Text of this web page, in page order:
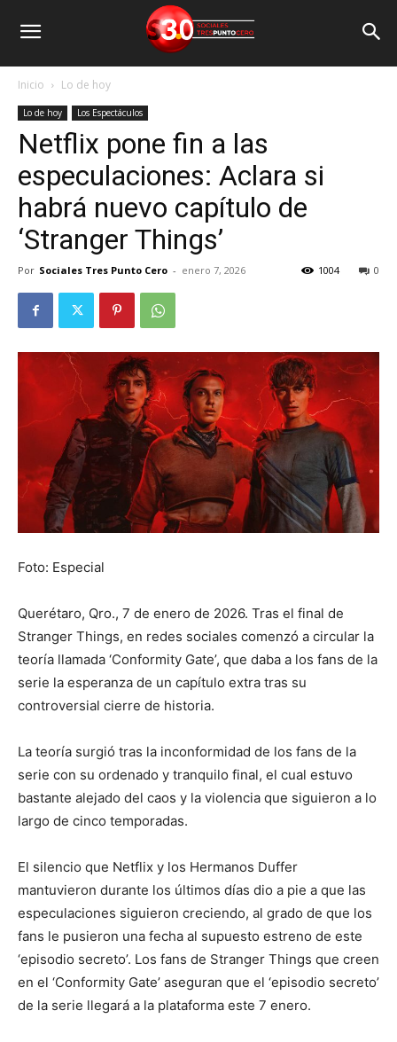
Inicio Lo de hoy
Lo de hoy Los Espectáculos
Netflix pone fin a las
especulaciones: Aclara si
habrá nuevo capítulo de
‘Stranger Things’
Por Sociales Tres Punto Cero - enero 7, 2026 0
1004
Foto: Especial
Querétaro, Qro., 7 de enero de 2026. Tras el final de
Stranger Things, en redes sociales comenzó a circular la
teoría llamada ‘Conformity Gate’, que daba a los fans de la
serie la esperanza de un capítulo extra tras su
controversial cierre de historia.
La teoría surgió tras la inconformidad de los fans de la
serie con su ordenado y tranquilo final, el cual estuvo
bastante alejado del caos y la violencia que siguieron a lo
largo de cinco temporadas.
El silencio que Netflix y los Hermanos Duffer
mantuvieron durante los últimos días dio a pie a que las
especulaciones siguieron creciendo, al grado de que los
fans le pusieron una fecha al supuesto estreno de este
‘episodio secreto’. Los fans de Stranger Things que creen
en el ‘Conformity Gate’ aseguran que el ‘episodio secreto’
de la serie llegará a la plataforma este 7 enero.